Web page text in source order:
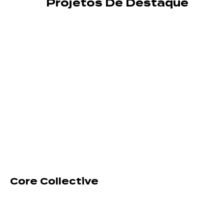
Projetos De Destaque
Core Collective